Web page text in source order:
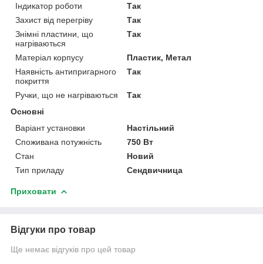
Індикатор роботи
Так
Захист від перегріву
Так
Знімні пластини, що
нагріваються
Так
Матеріал корпусу
Пластик, Метал
Наявність антипригарного
покриття
Так
Ручки, що не нагріваються
Так
Основні
Варіант установки
Настільний
Споживана потужність
750 Вт
Стан
Новий
Тип приладу
Сендвичница
Приховати
Відгуки про товар
Ще немає відгуків про цей товар